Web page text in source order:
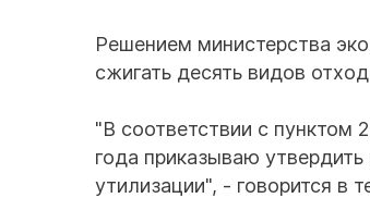
Решением министерства
сжигать десять видов
"В соответствии с пунктом
года приказываю
утилизации", - говорится в